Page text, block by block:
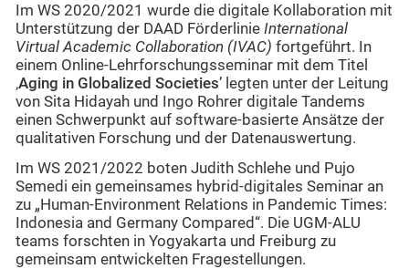
Im WS 2020/2021 wurde die digitale Kollaboration mit
Unterstützung der DAAD Förderlinie International
Virtual Academic Collaboration (IVAC) fortgeführt. In
einem Online-Lehrforschungsseminar mit dem Titel
‚Aging in Globalized Societies’ legten unter der Leitung
von Sita Hidayah und Ingo Rohrer digitale Tandems
einen Schwerpunkt auf software-basierte Ansätze der
qualitativen Forschung und der Datenauswertung.
Im WS 2021/2022 boten Judith Schlehe und Pujo
Semedi ein gemeinsames hybrid-digitales Seminar an
zu „Human-Environment Relations in Pandemic Times:
Indonesia and Germany Compared“. Die UGM-ALU
teams forschten in Yogyakarta und Freiburg zu
gemeinsam entwickelten Fragestellungen.